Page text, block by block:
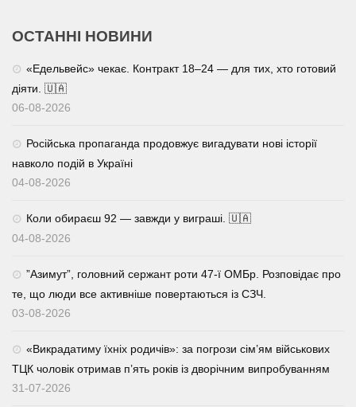
ОСТАННІ НОВИНИ
«Едельвейс» чекає. Контракт 18–24 — для тих, хто готовий
діяти. 🇺🇦
06-08-2026
Російська пропаганда продовжує вигадувати нові історії
навколо подій в Україні
04-08-2026
Коли обираєш 92 — завжди у виграші. 🇺🇦
04-08-2026
⁨”Азимут”, головний сержант роти 47-ї ОМБр. Розповідає про
те, що люди все активніше повертаються із СЗЧ.
03-08-2026
«Викрадатиму їхніх родичів»: за погрози сім’ям військових
ТЦК чоловік отримав п’ять років із дворічним випробуванням
31-07-2026